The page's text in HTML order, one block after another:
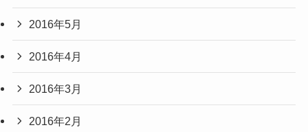
2016年5月
2016年4月
2016年3月
2016年2月